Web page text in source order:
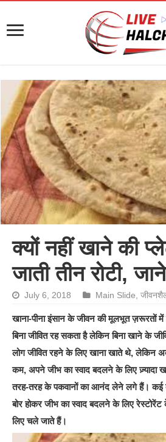
क्यों नहीं खाने की
जाती तीन रोटी,
July 6, 2018 Main Slide,
खाना-पीना इंसान के जीवन की मूलभूत ज़रूरतों
बिना जीवित रह सकता है लेकिन बिना खाने के
लोग जीवित रहने के लिए खाना खाते थे, लेकिन
कम, अपने जीभ का स्वाद बदलने के लिए ज़्यादा
तरह-तरह के पकवानों का आनंद लेने लगे हैं। कई
बोर होकर जीभ का स्वाद बदलने के लिए
लिए चले जाते हैं।